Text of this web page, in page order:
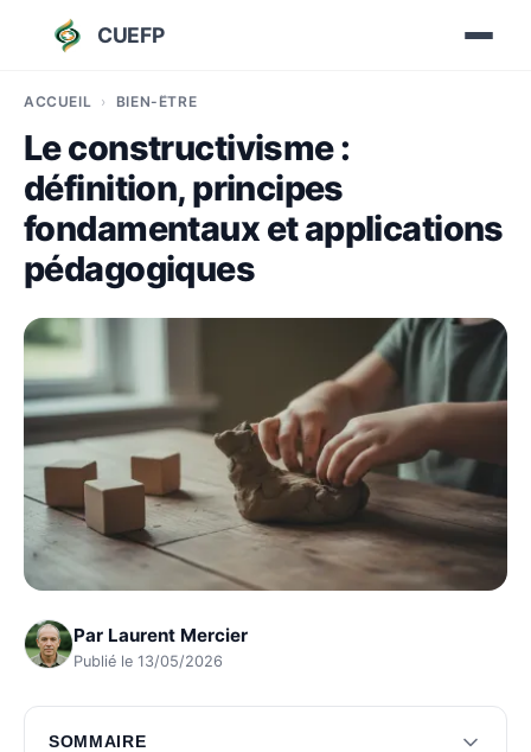
CUEFP
ACCUEIL BIEN-ÊTRE
Le constructivisme :
définition, principes
fondamentaux et applications
pédagogiques
Par Laurent Mercier
Publié le 13/05/2026
SOMMAIRE